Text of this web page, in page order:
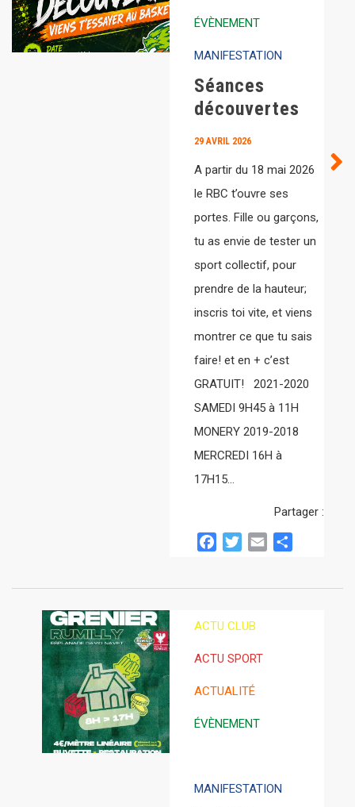
ÉVÈNEMENT
MANIFESTATION
Séances
découvertes
29 AVRIL 2026
A partir du 18 mai 2026
le RBC t’ouvre ses
portes. Fille ou garçons,
tu as envie de tester un
sport collectif, pour
prendre de la hauteur;
inscris toi vite, et viens
montrer ce que tu sais
faire! et en + c’est
GRATUIT! 2021-2020
SAMEDI 9H45 à 11H
MONERY 2019-2018
MERCREDI 16H à
17H15…
Partager :
FacebookTwitterEmail
ACTU CLUB
ACTU SPORT
ACTUALITÉ
ÉVÈNEMENT
MANIFESTATION